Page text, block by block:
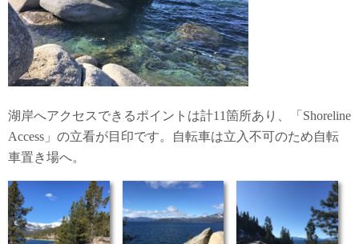
湖岸へアクセスできるポイントは計11箇所あり、「Shoreline
Access」の立看が目印です。自転車は立入不可のため自転
車置き場へ。